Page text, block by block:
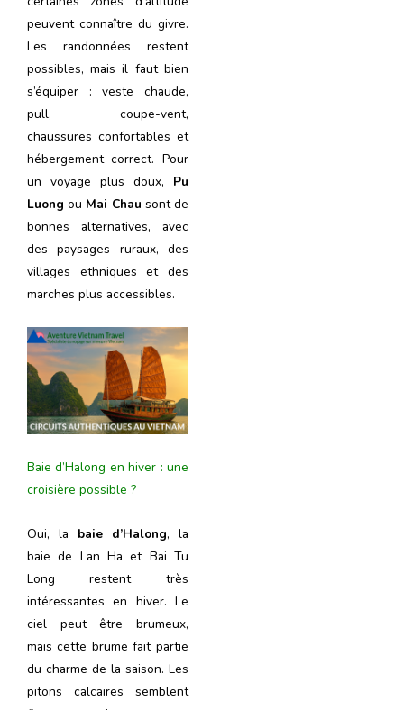
peuvent connaître du givre.
Les randonnées restent
possibles, mais il faut bien
s’équiper : veste chaude,
pull, coupe-vent,
chaussures confortables et
hébergement correct. Pour
un voyage plus doux, Pu
Luong ou Mai Chau sont de
bonnes alternatives, avec
des paysages ruraux, des
villages ethniques et des
marches plus accessibles.
Baie d’Halong en hiver : une
croisière possible ?
Oui, la baie d’Halong, la
baie de Lan Ha et Bai Tu
Long restent très
intéressantes en hiver. Le
ciel peut être brumeux,
mais cette brume fait partie
du charme de la saison. Les
pitons calcaires semblent